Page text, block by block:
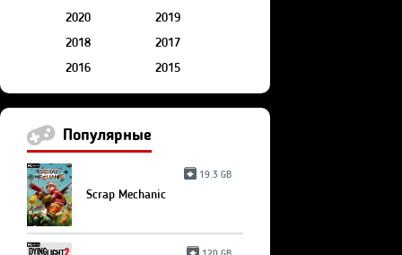
2020
2019
2018
2017
2016
2015
Популярные
19.3 GB
Scrap Mechanic